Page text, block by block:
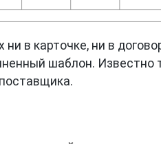
ни в карточке, ни в
шаблон. Известно